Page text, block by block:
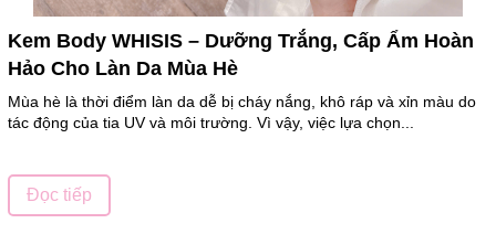
Kem Body WHISIS – Dưỡng Trắng, Cấp Ẩm Hoàn
Hảo Cho Làn Da Mùa Hè
Mùa hè là thời điểm làn da dễ bị cháy nắng, khô ráp và xỉn màu do
tác động của tia UV và môi trường. Vì vậy, việc lựa chọn...
Đọc tiếp